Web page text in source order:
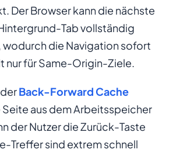
Der Browser kann die nächste
Tab vollständig
wodurch die Navigation sofort
nur für Same-Origin-Ziele.
Back-Forward Cache
Seite aus dem Arbeitsspeicher
der Nutzer die Zurück-Taste
Treffer sind extrem schnell